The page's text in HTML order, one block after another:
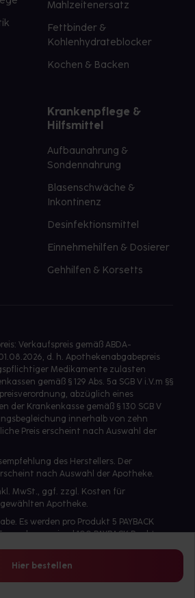
Hier bestellen
Mahlzeitenersatz
Fettbinder &
Kohlenhydrateblocker
Kochen & Backen
Krankenpflege &
Hilfsmittel
Aufbaunahrung &
Sondennahrung
Blasenschwäche &
Inkontinenz
Desinfektionsmittel
Einnehmehilfen & Dosierer
Gehhilfen & Korsetts
Verkaufspreis gemäß ABDA-
d. h. Apothekenabgabepreis
Medikamente zulasten
gemäß § 129 Abs. 5a SGB V i.V.m §§
abzüglich eines
der Krankenkasse gemäß § 130 SGB V
innerhalb von zehn
Preis erscheint nach Auswahl der
des Herstellers. Der
nach Auswahl der Apotheke.
MwSt., ggf. zzgl. Kosten für
Apotheke.
Es werden pro Produkt 5 PAYBACK
werden maximal 100 PAYBACK Punkte
keine PAYBACK Punkte vergeben.
benötigt, um die PAYBACK-